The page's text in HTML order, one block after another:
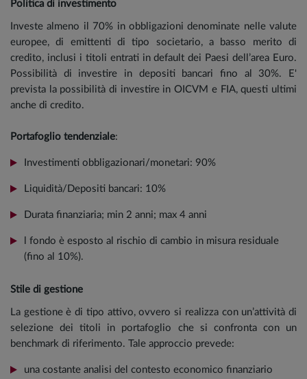
Politica di investimento
Investe almeno il 70% in obbligazioni denominate nelle valute
europee, di emittenti di tipo societario, a basso merito di
credito, inclusi i titoli entrati in default dei Paesi dell’area Euro.
Possibilità di investire in depositi bancari fino al 30%. E'
prevista la possibilità di investire in OICVM e FIA, questi ultimi
anche di credito.
Portafoglio tendenziale:
Investimenti obbligazionari/monetari: 90%
Liquidità/Depositi bancari: 10%
Durata finanziaria; min 2 anni; max 4 anni
l fondo è esposto al rischio di cambio in misura residuale
(fino al 10%).
Stile di gestione
La gestione è di tipo attivo, ovvero si realizza con un’attività di
selezione dei titoli in portafoglio che si confronta con un
benchmark di riferimento. Tale approccio prevede:
una costante analisi del contesto economico finanziario